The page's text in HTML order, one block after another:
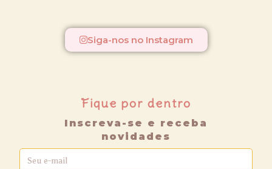
Siga-nos no Instagram
Fique por dentro
Inscreva-se e receba
novidades